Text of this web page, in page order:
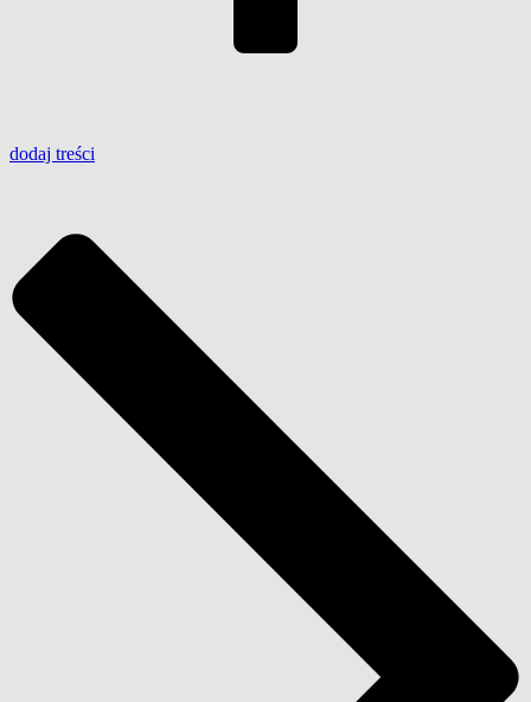
dodaj treści